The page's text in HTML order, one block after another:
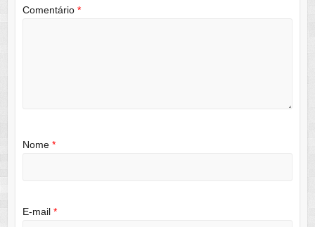
Comentário *
Nome *
E-mail *